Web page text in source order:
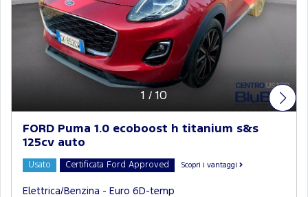
1 / 10
FORD Puma 1.0 ecoboost h titanium s&s
125cv auto
Usato Certificata Ford Approved Scopri i vantaggi
Elettrica/Benzina - Euro 6D-temp